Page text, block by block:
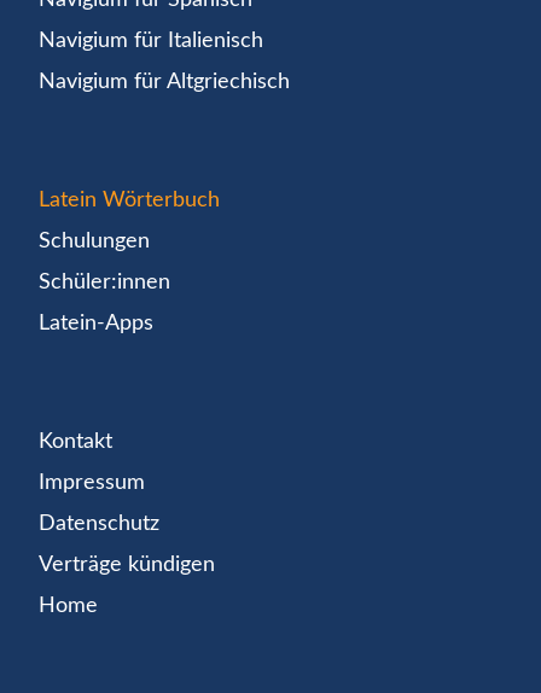
Navigium für Italienisch
Navigium für Altgriechisch
Latein Wörterbuch
Schulungen
Schüler:innen
Latein-Apps
Kontakt
Impressum
Datenschutz
Verträge kündigen
Home